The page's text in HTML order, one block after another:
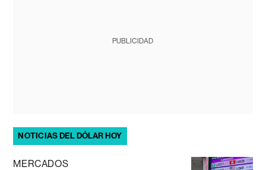
PUBLICIDAD
NOTICIAS DEL DÓLAR HOY
MERCADOS